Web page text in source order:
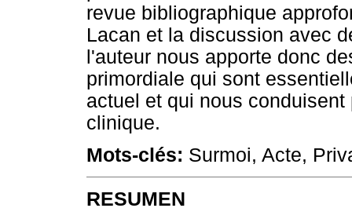
revue bibliographique
Lacan et la discussion avec
l'auteur nous apporte donc
primordiale qui sont
actuel et qui nous
clinique.
Mots-clés: Surmoi, Acte,
RESUMEN